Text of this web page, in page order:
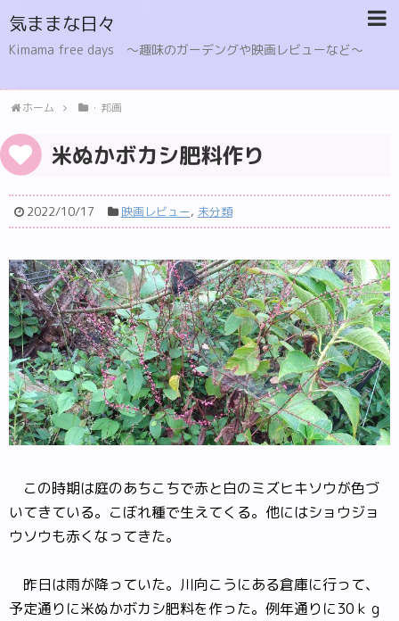
気ままな日々
Kimama free days 〜趣味のガーデングや映画レビューなど〜
ホーム ・邦画
米ぬかボカシ肥料作り
2022/10/17 映画レビュー, 未分類
この時期は庭のあちこちで赤と白のミズヒキソウが色づ
いてきている。こぼれ種で生えてくる。他にはショウジョ
ウソウも赤くなってきた。
昨日は雨が降っていた。川向こうにある倉庫に行って、
予定通りに米ぬかボカシ肥料を作った。例年通りに30ｋｇ